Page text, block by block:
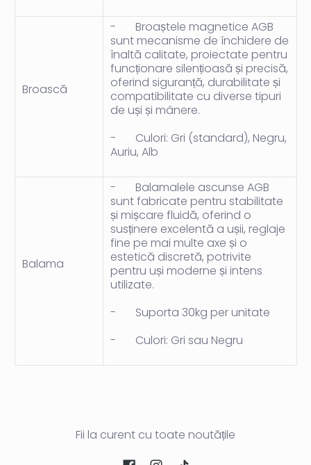
Broască
- Broaștele magnetice AGB
sunt mecanisme de închidere de
înaltă calitate, proiectate pentru
funcționare silențioasă și precisă,
oferind siguranță, durabilitate și
compatibilitate cu diverse tipuri
de uși și mânere.
- Culori: Gri (standard), Negru,
Auriu, Alb
Balama
- Balamalele ascunse AGB
sunt fabricate pentru stabilitate
și mișcare fluidă, oferind o
susținere excelentă a ușii, reglaje
fine pe mai multe axe și o
estetică discretă, potrivite
pentru uși moderne și intens
utilizate.
- Suporta 30kg per unitate
- Culori: Gri sau Negru
Fii la curent cu toate noutățile